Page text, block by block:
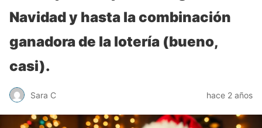
Navidad y hasta la combinación
ganadora de la lotería (bueno,
casi).
Sara C hace 2 años